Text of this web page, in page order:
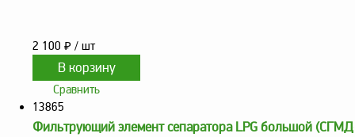
контроллеры
Устройства громкой
связи и оповещения
Краны раздаточные,
з/ч и комплектующие
2 100 ₽ / шт
Сравнить
13865
Фильтрующий элемент сепаратора LPG большой